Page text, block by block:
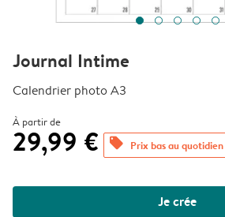
Journal Intime
Calendrier photo A3
À partir de
29,99 € offers Prix bas au quotidien
Je crée